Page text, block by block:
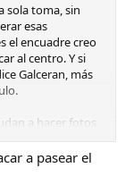
sola toma, sin
esas
el encuadre creo
al centro. Y si
Galceran, más
a hacer fotos
dices piensas
y trataría de
es un objetivo
enfoque y
a pasear el